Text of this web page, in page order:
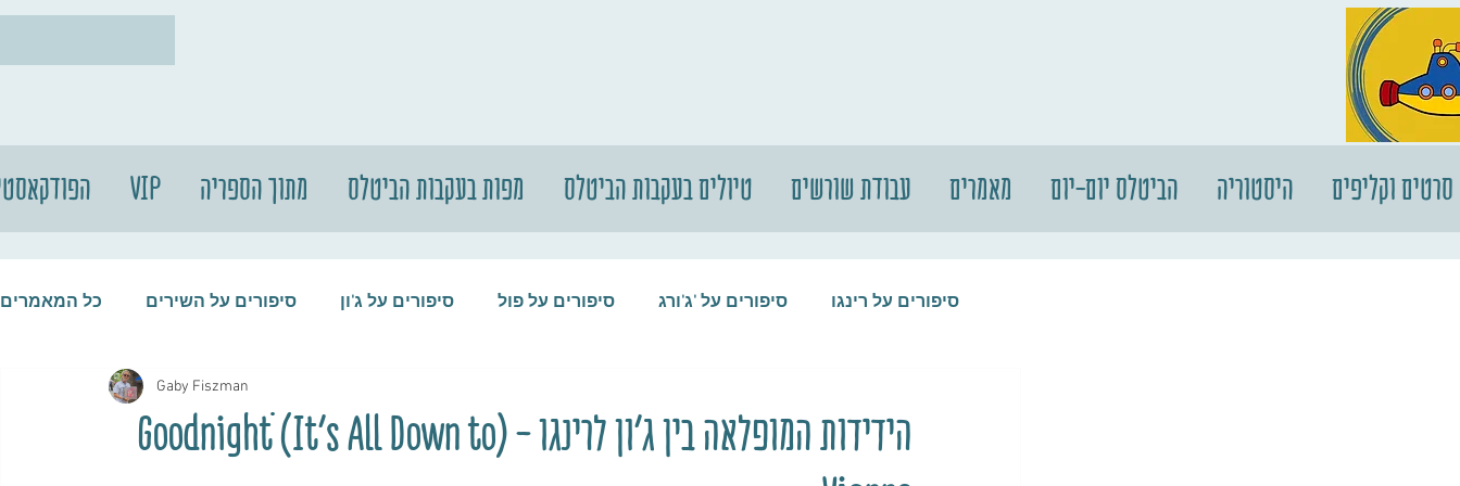
VIP מתוך הספריה מפות בעקבות הביטלס טיולים בעקבות הביטלס עבודת שורשים מאמרים הביטלס יום-יום היסטוריה סרטים וקליפים
כל המאמרים סיפורים על השירים סיפורים על ג'ון סיפורים על פול סיפורים על 'ג'ורג סיפורים על רינגו
סיפורים על הביטלס סיפורים על התקליטים
הידידות המופלאה בין ג'ון לרינגו - (It's All Down to) Goodnightֹׁׂׂׂ
Gaby Fiszman